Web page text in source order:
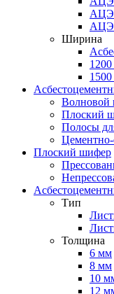
Ширина
Волновой
Плоский
Полосы
Плоский шифер
Тип
Толщина
6 мм
8 мм
10
12